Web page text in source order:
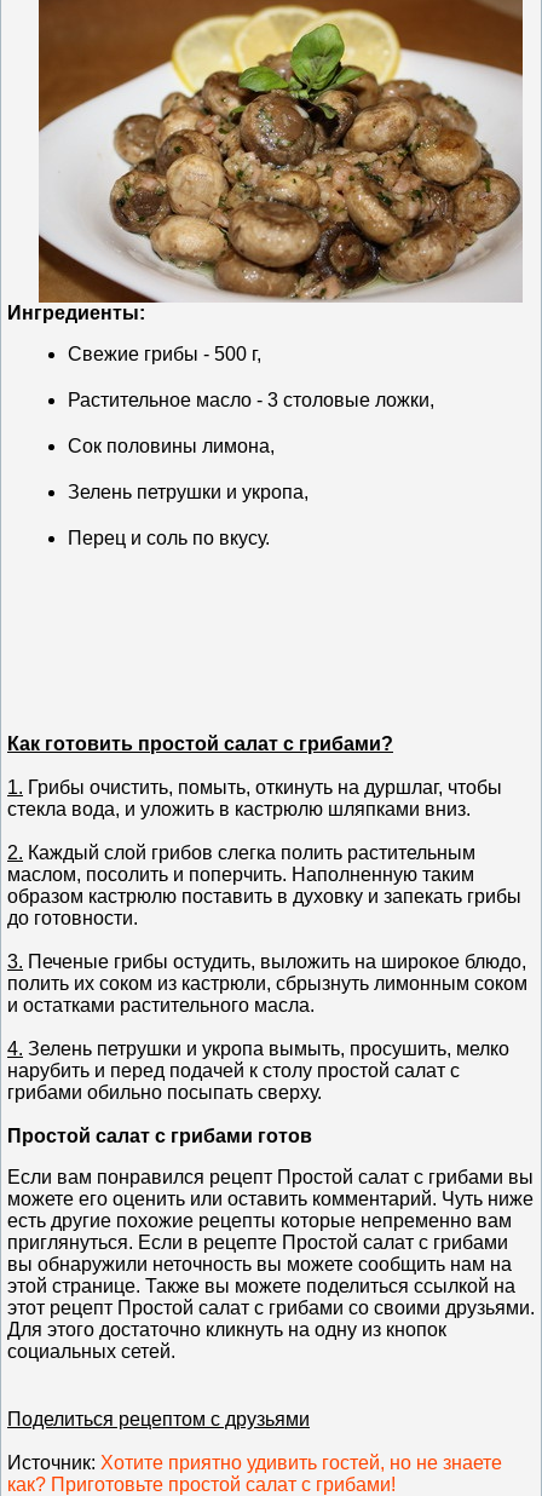
Ингредиенты:
Свежие грибы - 500 г,
Растительное масло - 3 столовые ложки,
Сок половины лимона,
Зелень петрушки и укропа,
Перец и соль по вкусу.
Как готовить простой салат с грибами?
1. Грибы очистить, помыть, откинуть на дуршлаг, чтобы
стекла вода, и уложить в кастрюлю шляпками вниз.
2. Каждый слой грибов слегка полить растительным
маслом, посолить и поперчить. Наполненную таким
образом кастрюлю поставить в духовку и запекать грибы
до готовности.
3. Печеные грибы остудить, выложить на широкое блюдо,
полить их соком из кастрюли, сбрызнуть лимонным соком
и остатками растительного масла.
4. Зелень петрушки и укропа вымыть, просушить, мелко
нарубить и перед подачей к столу простой салат с
грибами обильно посыпать сверху.
Простой салат с грибами готов
Если вам понравился рецепт Простой салат с грибами вы
можете его оценить или оставить комментарий. Чуть ниже
есть другие похожие рецепты которые непременно вам
приглянуться. Если в рецепте Простой салат с грибами
вы обнаружили неточность вы можете сообщить нам на
этой странице. Также вы можете поделиться ссылкой на
этот рецепт Простой салат с грибами со своими друзьями.
Для этого достаточно кликнуть на одну из кнопок
социальных сетей.
Поделиться рецептом с друзьями
Источник: Хотите приятно удивить гостей, но не знаете
как? Приготовьте простой салат с грибами!